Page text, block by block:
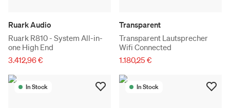
Ruark Audio
Ruark R810 - System All-in-
one High End
3.412,96 €
Transparent
Transparent Lautsprecher
Wifi Connected
1.180,25 €
In Stock In Stock